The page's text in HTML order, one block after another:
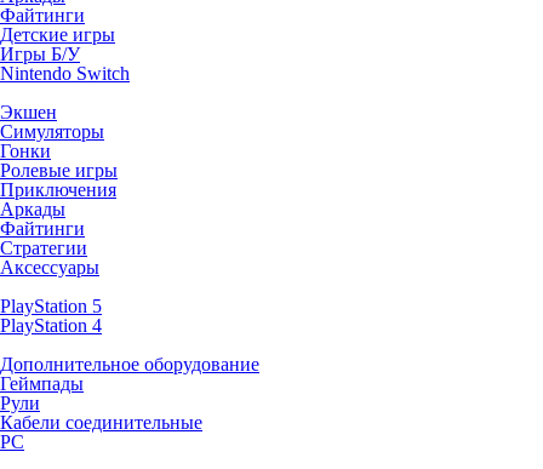
Файтинги
Детские игры
Игры Б/У
Nintendo Switch
Экшен
Симуляторы
Гонки
Ролевые игры
Приключения
Аркады
Файтинги
Стратегии
Аксессуары
PlayStation 5
PlayStation 4
Дополнительное оборудование
Геймпады
Рули
Кабели соединительные
PC